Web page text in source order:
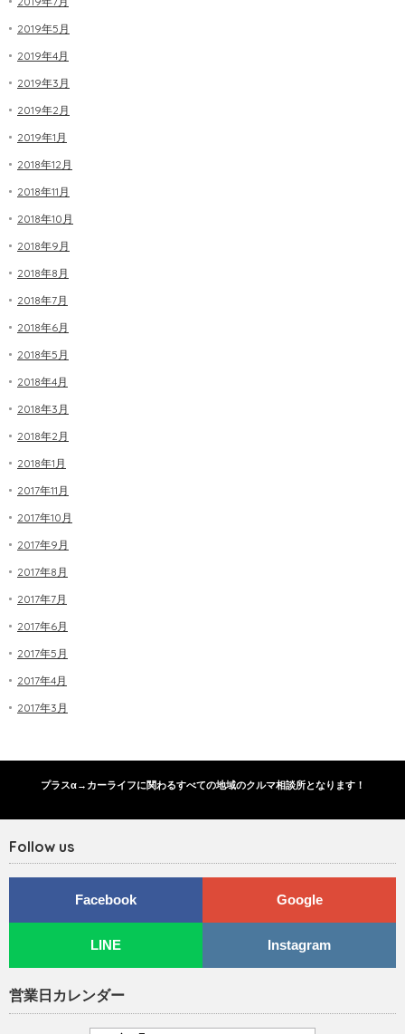
2019年5月
2019年4月
2019年3月
2019年2月
2019年1月
2018年12月
2018年11月
2018年10月
2018年9月
2018年8月
2018年7月
2018年6月
2018年5月
2018年4月
2018年3月
2018年2月
2018年1月
2017年11月
2017年10月
2017年9月
2017年8月
2017年7月
2017年6月
2017年5月
2017年4月
2017年3月
プラスα→カーライフに関わるすべての地域のクルマ相談所となります！
Follow us
Facebook Google
LINE Instagram
営業日カレンダー